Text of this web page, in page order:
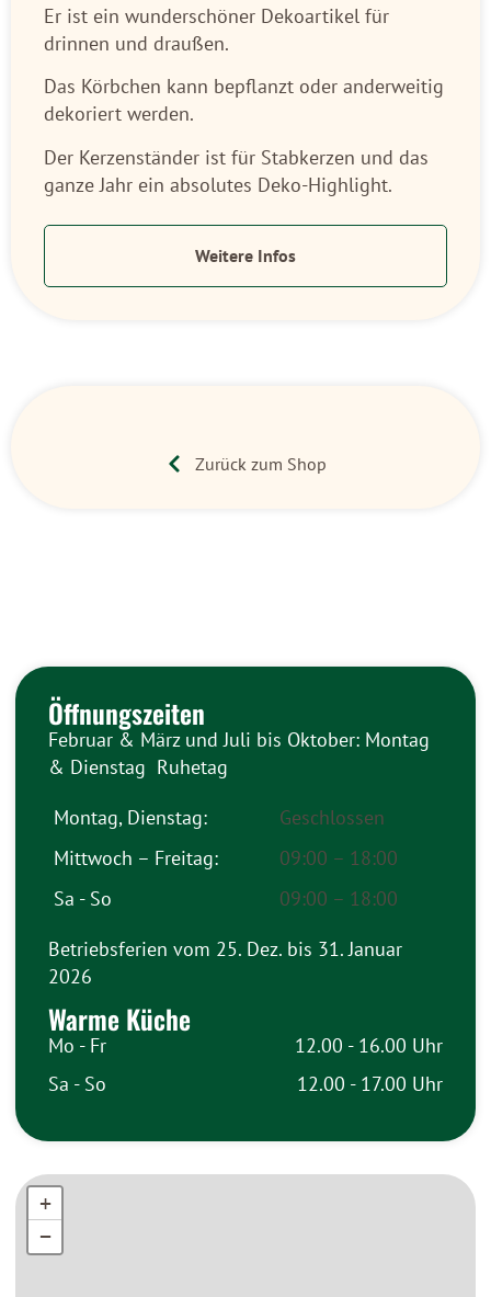
Weitere Infos
Er ist ein wunderschöner Dekoartikel für
drinnen und draußen.
Das Körbchen kann bepflanzt oder anderweitig
dekoriert werden.
Der Kerzenständer ist für Stabkerzen und das
ganze Jahr ein absolutes Deko-Highlight.
Zurück zum Shop
+
−
+
−
Öffnungszeiten
Februar & März und Juli bis Oktober: Montag
& Dienstag Ruhetag
Montag, Dienstag:
Geschlossen
Mittwoch – Freitag:
09:00 – 18:00
Sa - So
09:00 – 18:00
Betriebsferien vom 25. Dez. bis 31. Januar
2026
Warme Küche
Mo - Fr
12.00 - 16.00 Uhr
Sa - So
12.00 - 17.00 Uhr